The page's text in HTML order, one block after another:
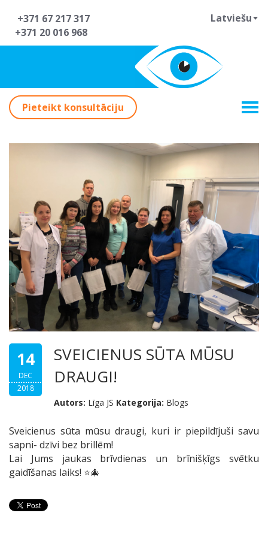
+371 67 217 317
+371 20 016 968
Latviešu
Pieteikt konsultāciju
14
DEC
2018
SVEICIENUS SŪTA MŪSU
DRAUGI!
Autors: Līga JS Kategorija: Blogs
Sveicienus sūta mūsu draugi, kuri ir piepildījuši savu
sapni- dzīvi bez brillēm!
Lai Jums jaukas brīvdienas un brīnišķīgs svētku
gaidīšanas laiks! ⭐️🎄